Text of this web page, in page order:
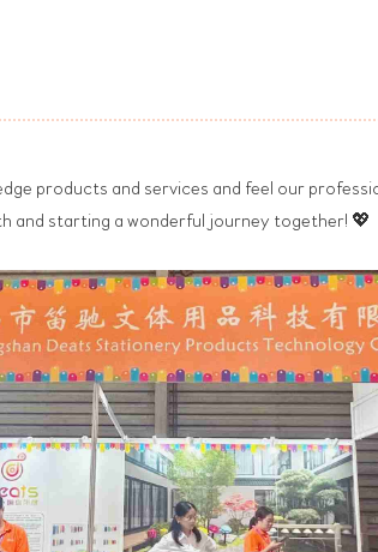
products and services and feel our
and starting a wonderful journey together! 💖